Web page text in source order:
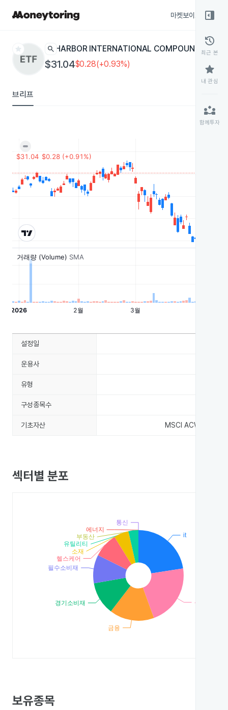
마켓보이스
star search HARBOR INTERNATIONAL COMPOUNDERS
$31.04$0.28(+0.93%)
브리프
right_panel_open
history
최근 본
star
내 관심
partner_exchange
함께투자